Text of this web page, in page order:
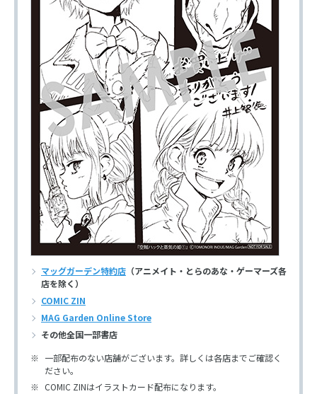
マッグガーデン特約店 （アニメイト・とらのあな・ゲーマーズ各
店を除く）
COMIC ZIN
MAG Garden Online Store
その他全国一部書店
一部配布のない店舗がございます。詳しくは各店までご確認く
ださい。
COMIC ZINはイラストカード配布になります。